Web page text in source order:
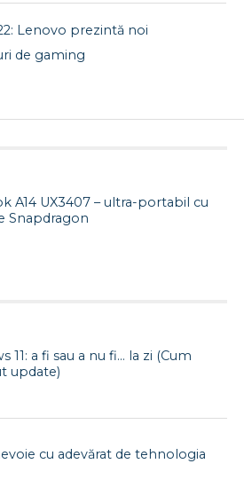
Lenovo prezintă noi
de gaming
A14 UX3407 – ultra-portabil cu
Snapdragon
11: a fi sau a nu fi… la zi (Cum
update)
cu adevărat de tehnologia